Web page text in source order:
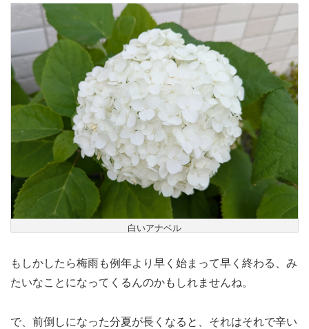
白いアナベル
もしかしたら梅雨も例年より早く始まって早く終わる、み
たいなことになってくるんのかもしれませんね。
で、前倒しになった分夏が長くなると、それはそれで辛い